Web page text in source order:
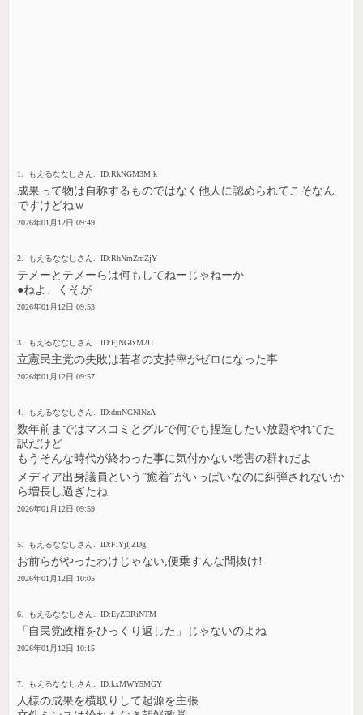
1. もえるななしさん. ID:RkNGM3Mjk
成果って物は自称するものではなく他人に認められてこそなん
ですけどねｗ
2026年01月12日 09:49
2. もえるななしさん. ID:RhNmZmZjY
テメーとテメーらは何もしてねーじゃねーか
●ねよ、くそが
2026年01月12日 09:53
3. もえるななしさん. ID:FjNGIxM2U
立憲民主党の失敗は若者の支持率がゼロになった事
2026年01月12日 09:57
4. もえるななしさん. ID:dmNGNlNzA
数年前まではマスコミとグルで何でも捏造したい放題やれてた
訳だけど
もうそんな時代が終わった事に気付かない老害の群れだよ
メディア出身議員という”癒着”がいっぱいなのに糾弾されないか
ら増長し過ぎたね
2026年01月12日 09:59
5. もえるななしさん. ID:FiYjljZDg
お前らがやったわけじゃない,便乗すんな間抜け!
2026年01月12日 10:05
6. もえるななしさん. ID:EyZDRiNTM
「自民党政権をひっくり返した」じゃないのよね
2026年01月12日 10:15
7. もえるななしさん. ID:kxMWY5MGY
人様の成果を横取りして起源を主張